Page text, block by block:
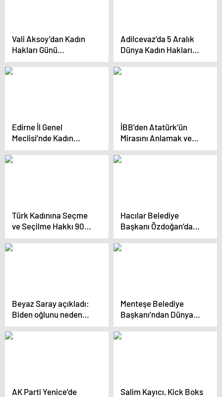
Vali Aksoy’dan Kadın
Hakları Günü
Kutlaması
Adilcevaz’da 5 Aralık
Dünya Kadın Hakları
Günü Etkinliği
Edirne İl Genel
Meclisi’nde Kadın
Hakları Günü Kutlandı
İBB’den Atatürk’ün
Mirasını Anlamak ve
Kadınlara Seçme
Hakkı Etkinliği
Türk Kadınına Seçme
ve Seçilme Hakkı 90
Yaşında
Hacılar Belediye
Başkanı Özdoğan’dan
Kadın Hakları Günü
Mesajı
Beyaz Saray açıkladı:
Biden oğlunu neden
affetti?
Menteşe Belediye
Başkanı’ndan Dünya
Engelliler Günü Mesajı
AK Parti Yenice’de Salim Kayıcı, Kick Boks